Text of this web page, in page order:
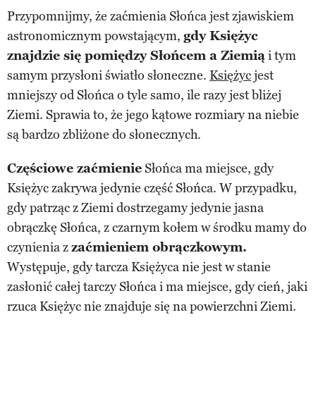
Przypomnijmy, że zaćmienia Słońca jest zjawiskiem
astronomicznym powstającym, gdy Księżyc
znajdzie się pomiędzy Słońcem a Ziemiąi tym
samym przysłoni światło słoneczne. Księżycjest
mniejszy od Słońca o tyle samo, ile razy jest bliżej
Ziemi. Sprawia to, że jego kątowe rozmiary na niebie
są bardzo zbliżone do słonecznych.
Częściowe zaćmienieSłońca ma miejsce, gdy
Księżyc zakrywa jedynie część Słońca. W przypadku,
gdy patrząc z Ziemi dostrzegamy jedynie jasna
obrączkę Słońca, z czarnym kołem w środku mamy do
czynienia zzaćmieniem obrączkowym.
Występuje, gdy tarcza Księżyca nie jest w stanie
zasłonić całej tarczy Słońca i ma miejsce, gdy cień, jaki
rzuca Księżyc nie znajduje się na powierzchni Ziemi.